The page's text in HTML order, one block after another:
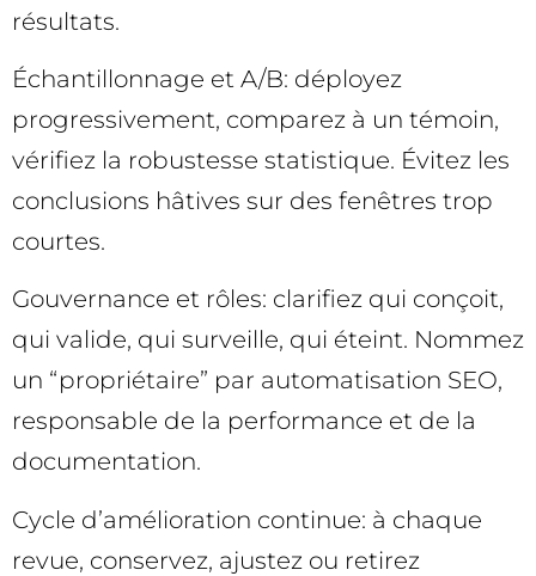
résultats.
Échantillonnage et A/B: déployez
progressivement, comparez à un témoin,
vérifiez la robustesse statistique. Évitez les
conclusions hâtives sur des fenêtres trop
courtes.
Gouvernance et rôles: clarifiez qui conçoit,
qui valide, qui surveille, qui éteint. Nommez
un “propriétaire” par automatisation SEO,
responsable de la performance et de la
documentation.
Cycle d’amélioration continue: à chaque
revue, conservez, ajustez ou retirez